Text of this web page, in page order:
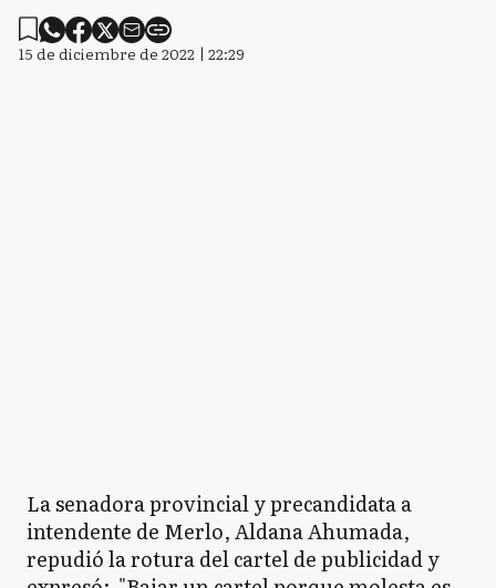
15 de diciembre de 2022 | 22:29
La senadora provincial y precandidata a
intendente de Merlo, Aldana Ahumada,
repudió la rotura del cartel de publicidad y